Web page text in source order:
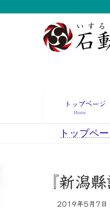
トップページ
Home
トップペ
『新
2019年5月7日